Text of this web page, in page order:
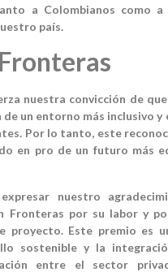
a Colombianos como a
país.
nuestra convicción de
un entorno más inclusivo y
Por lo tanto, este
en pro de un futuro más
nuestro
Fronteras por su labor y
proyecto. Este premio es
sostenible y la
entre el sector